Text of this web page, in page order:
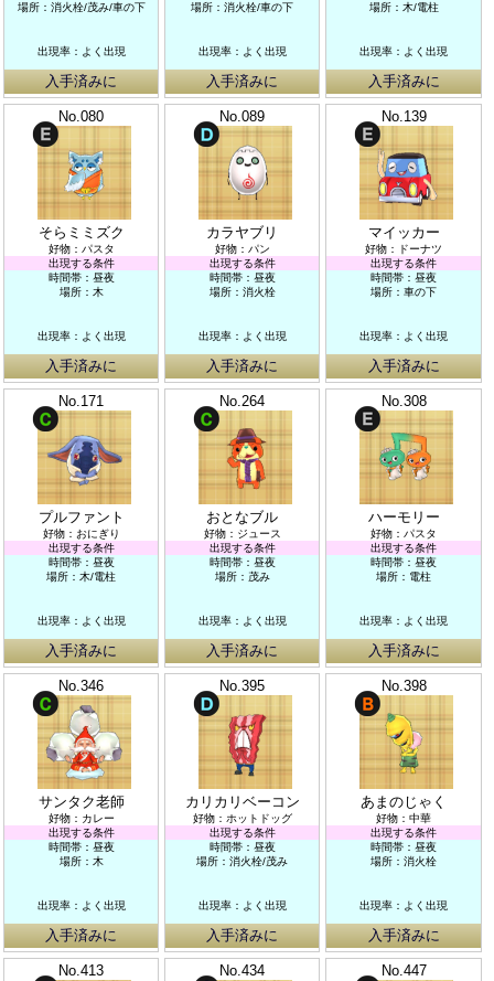
場所：消火栓/茂み/車の下
出現率：よく出現
入手済みに
場所：消火栓/車の下
出現率：よく出現
入手済みに
場所：木/電柱
出現率：よく出現
入手済みに
No.080
そらミミズク
好物：パスタ
出現する条件
時間帯：昼夜
場所：木
出現率：よく出現
入手済みに
No.089
カラヤブリ
好物：パン
出現する条件
時間帯：昼夜
場所：消火栓
出現率：よく出現
入手済みに
No.139
マイッカー
好物：ドーナツ
出現する条件
時間帯：昼夜
場所：車の下
出現率：よく出現
入手済みに
No.171
プルファント
好物：おにぎり
出現する条件
時間帯：昼夜
場所：木/電柱
出現率：よく出現
入手済みに
No.264
おとなブル
好物：ジュース
出現する条件
時間帯：昼夜
場所：茂み
出現率：よく出現
入手済みに
No.308
ハーモリー
好物：パスタ
出現する条件
時間帯：昼夜
場所：電柱
出現率：よく出現
入手済みに
No.346
サンタク老師
好物：カレー
出現する条件
時間帯：昼夜
場所：木
出現率：よく出現
入手済みに
No.395
カリカリベーコン
好物：ホットドッグ
出現する条件
時間帯：昼夜
場所：消火栓/茂み
出現率：よく出現
入手済みに
No.398
あまのじゃく
好物：中華
出現する条件
時間帯：昼夜
場所：消火栓
出現率：よく出現
入手済みに
No.413 No.434 No.447